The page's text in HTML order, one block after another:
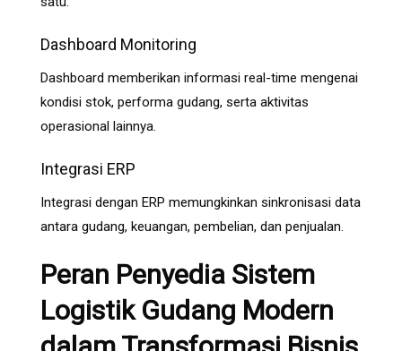
Dashboard Monitoring
Dashboard memberikan informasi real-time mengenai
kondisi stok, performa gudang, serta aktivitas
operasional lainnya.
Integrasi ERP
Integrasi dengan ERP memungkinkan sinkronisasi data
antara gudang, keuangan, pembelian, dan penjualan.
Peran Penyedia Sistem
Logistik Gudang Modern